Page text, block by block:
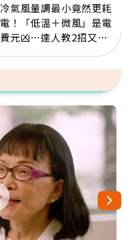
冷氣風量調最小竟然更耗
電！「低溫＋微風」是電
費元凶…達人教2招又涼